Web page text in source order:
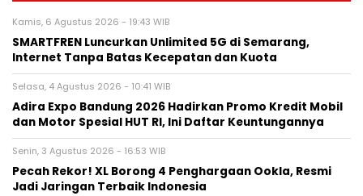
Kamis, 6 Agustus 2026 - 19:43 WIB
SMARTFREN Luncurkan Unlimited 5G di Semarang,
Internet Tanpa Batas Kecepatan dan Kuota
Selasa, 4 Agustus 2026 - 10:41 WIB
Adira Expo Bandung 2026 Hadirkan Promo Kredit Mobil
dan Motor Spesial HUT RI, Ini Daftar Keuntungannya
Senin, 3 Agustus 2026 - 16:53 WIB
Pecah Rekor! XL Borong 4 Penghargaan Ookla, Resmi
Jadi Jaringan Terbaik Indonesia